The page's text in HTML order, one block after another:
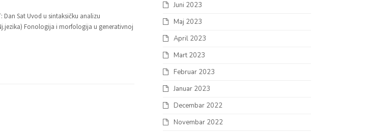
Dan Sat Uvod u sintaksičku analizu
Fonologija i morfologija u generativnoj
Juni 2023
Maj 2023
April 2023
Mart 2023
Februar 2023
Januar 2023
Decembar 2022
Novembar 2022